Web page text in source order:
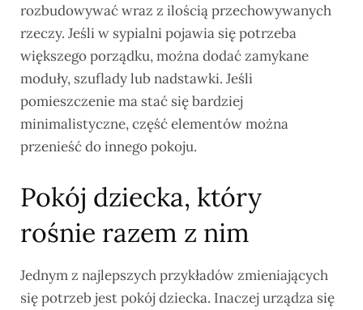
rozbudowywać wraz z ilością przechowywanych
rzeczy. Jeśli w sypialni pojawia się potrzeba
większego porządku, można dodać zamykane
moduły, szuflady lub nadstawki. Jeśli
pomieszczenie ma stać się bardziej
minimalistyczne, część elementów można
przenieść do innego pokoju.
Pokój dziecka, który
rośnie razem z nim
Jednym z najlepszych przykładów zmieniających
się potrzeb jest pokój dziecka. Inaczej urządza się